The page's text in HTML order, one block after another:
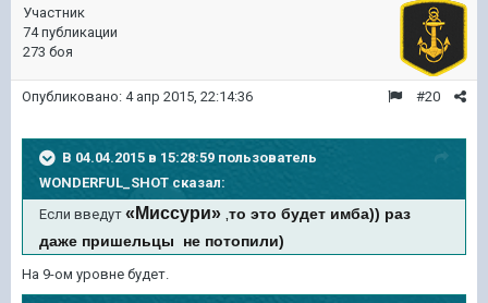
Участник
74 публикации
273 боя
#20
Опубликовано: 4 апр 2015, 22:14:36
В 04.04.2015 в 15:28:59 пользователь
WONDERFUL_SHOT сказал:
Если введут «Миссури» то это будет имба)) раз
даже пришельцы не потопили)
На 9-ом уровне будет.